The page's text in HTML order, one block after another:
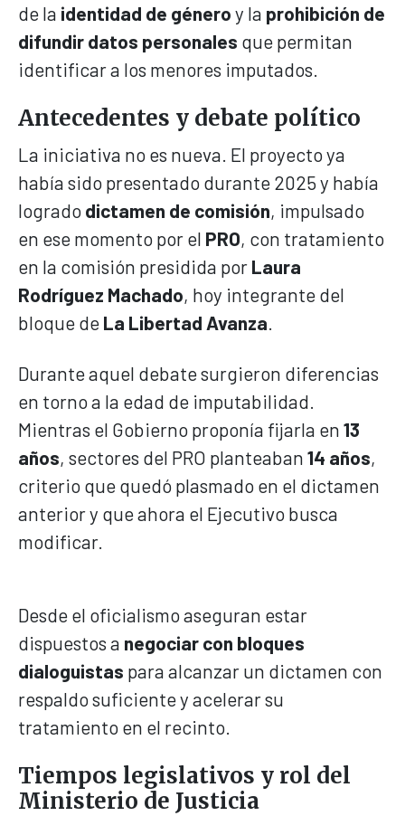
de la identidad de género y la prohibición de
difundir datos personales que permitan
identificar a los menores imputados.
Antecedentes y debate político
La iniciativa no es nueva. El proyecto ya
había sido presentado durante 2025 y había
logrado dictamen de comisión, impulsado
en ese momento por el PRO, con tratamiento
en la comisión presidida por Laura
Rodríguez Machado, hoy integrante del
bloque de La Libertad Avanza
Durante aquel debate surgieron diferencias
en torno a la edad de imputabilidad.
Mientras el Gobierno proponía fijarla en 13
años, sectores del PRO planteaban 14 años,
criterio que quedó plasmado en el dictamen
anterior y que ahora el Ejecutivo busca
modificar.
Desde el oficialismo aseguran estar
dispuestos a negociar con bloques
dialoguistas para alcanzar un dictamen con
respaldo suficiente y acelerar su
tratamiento en el recinto.
Tiempos legislativos y rol del
Ministerio de Justicia